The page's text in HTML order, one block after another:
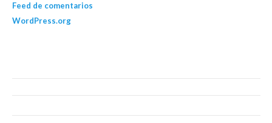
Feed de comentarios
WordPress.org